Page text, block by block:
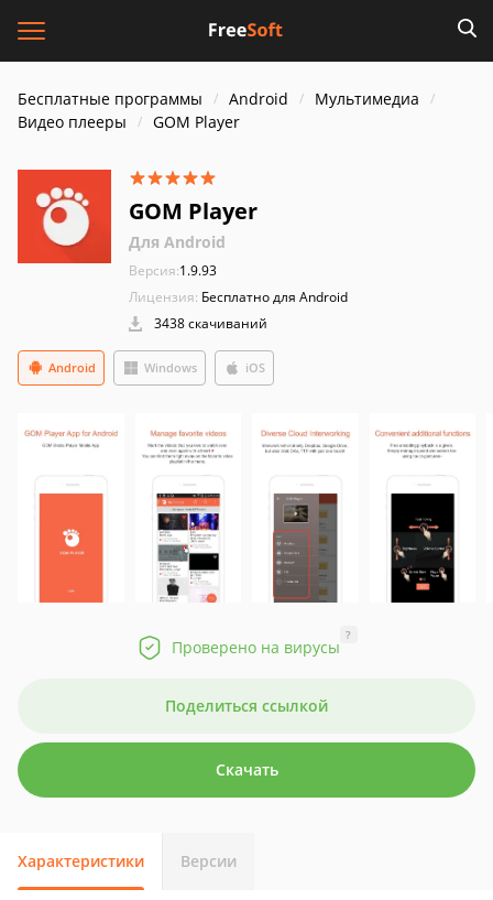
Бесплатные программы Android
Мультимедиа
Видео плееры
GOM Player
GOM Player
Для Android
Версия:1.9.93
Лицензия: Бесплатно для Android
3438 скачиваний
Windows
Android iOS
Проверено на вирусы
?
Поделиться ссылкой
Скачать
Характеристики Версии